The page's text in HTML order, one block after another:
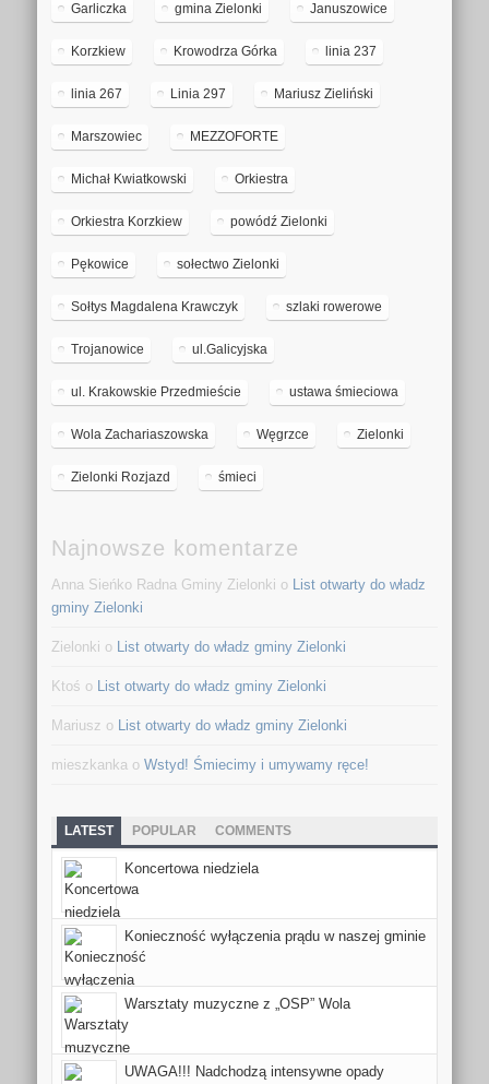
Garliczka gmina Zielonki Januszowice
Korzkiew Krowodrza Górka linia 237
linia 267 Linia 297 Mariusz Zieliński
Marszowiec MEZZOFORTE
Michał Kwiatkowski Orkiestra
Orkiestra Korzkiew powódź Zielonki
Pękowice sołectwo Zielonki
Sołtys Magdalena Krawczyk szlaki rowerowe
Trojanowice ul.Galicyjska
ul. Krakowskie Przedmieście ustawa śmieciowa
Wola Zachariaszowska Węgrzce Zielonki
Zielonki Rozjazd śmieci
Najnowsze komentarze
Anna Sieńko Radna Gminy Zielonki o List otwarty do władz
gminy Zielonki
Zielonki o List otwarty do władz gminy Zielonki
Ktoś o List otwarty do władz gminy Zielonki
Mariusz o List otwarty do władz gminy Zielonki
mieszkanka o Wstyd! Śmiecimy i umywamy ręce!
LATEST POPULAR COMMENTS
Koncertowa niedziela
Konieczność wyłączenia prądu w naszej gminie
Warsztaty muzyczne z „OSP” Wola
UWAGA!!! Nadchodzą intensywne opady